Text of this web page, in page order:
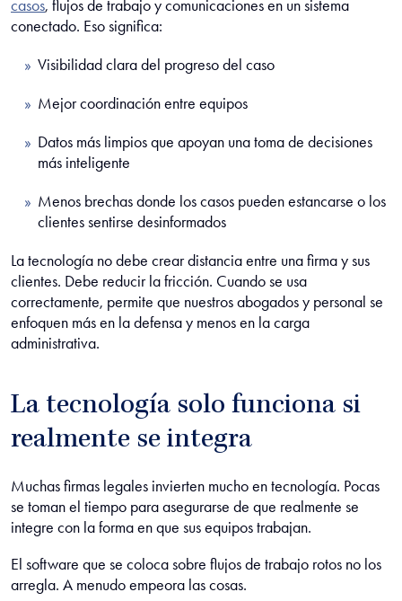
casos, flujos de trabajo y comunicaciones en un sistema
conectado. Eso significa:
Visibilidad clara del progreso del caso
Mejor coordinación entre equipos
Datos más limpios que apoyan una toma de decisiones
más inteligente
Menos brechas donde los casos pueden estancarse o los
clientes sentirse desinformados
La tecnología no debe crear distancia entre una firma y sus
clientes. Debe reducir la fricción. Cuando se usa
correctamente, permite que nuestros abogados y personal se
enfoquen más en la defensa y menos en la carga
administrativa.
La tecnología solo funciona si
realmente se integra
Muchas firmas legales invierten mucho en tecnología. Pocas
se toman el tiempo para asegurarse de que realmente se
integre con la forma en que sus equipos trabajan.
El software que se coloca sobre flujos de trabajo rotos no los
arregla. A menudo empeora las cosas.